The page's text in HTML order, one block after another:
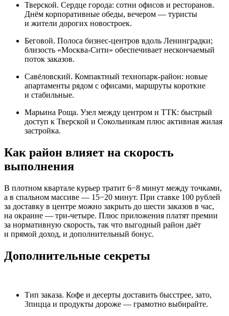
Тверской. Сердце города: сотни офисов и ресторанов.
Днём корпоративные обеды, вечером — туристы
и жители дорогих новостроек.
Беговой. Полоса бизнес‑центров вдоль Ленинградки;
близость «Москва‑Сити» обеспечивает нескончаемый
поток заказов.
Савёловский. Компактный технопарк‑район: новые
апартаменты рядом с офисами, маршруты короткие
и стабильные.
Марьина Роща. Узел между центром и ТТК: быстрый
доступ к Тверской и Сокольникам плюс активная жилая
застройка.
Как район влияет на скорость
выполнения
В плотном квартале курьер тратит 6−8 минут между точками,
а в спальном массиве — 15−20 минут. При ставке 100 рублей
за доставку в центре можно закрыть до шести заказов в час,
на окраине — три‑четыре. Плюс приложения платят премии
за нормативную скорость, так что выгодный район даёт
и прямой доход, и дополнительный бонус.
Дополнительные секреты
Тип заказа. Кофе и десерты доставить бысстрее, зато,
3пицца и продукты дороже — грамотно выбирайте.